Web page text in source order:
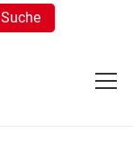
Suche